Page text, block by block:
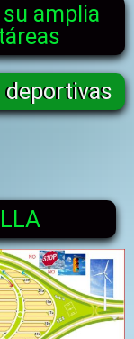
su amplia
deportivas